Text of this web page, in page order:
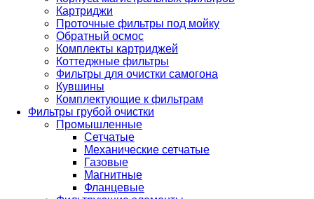
Картриджи
Проточные фильтры под мойку
Обратный осмос
Комплекты картриджей
Коттеджные фильтры
Фильтры для очистки самогона
Кувшины
Комплектующие к фильтрам
Фильтры грубой очистки
Промышленные
Сетчатые
Механические сетчатые
Газовые
Магнитные
Фланцевые